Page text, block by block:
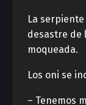
La
desastre de
moqueada.
Los oni se
– Tenemos